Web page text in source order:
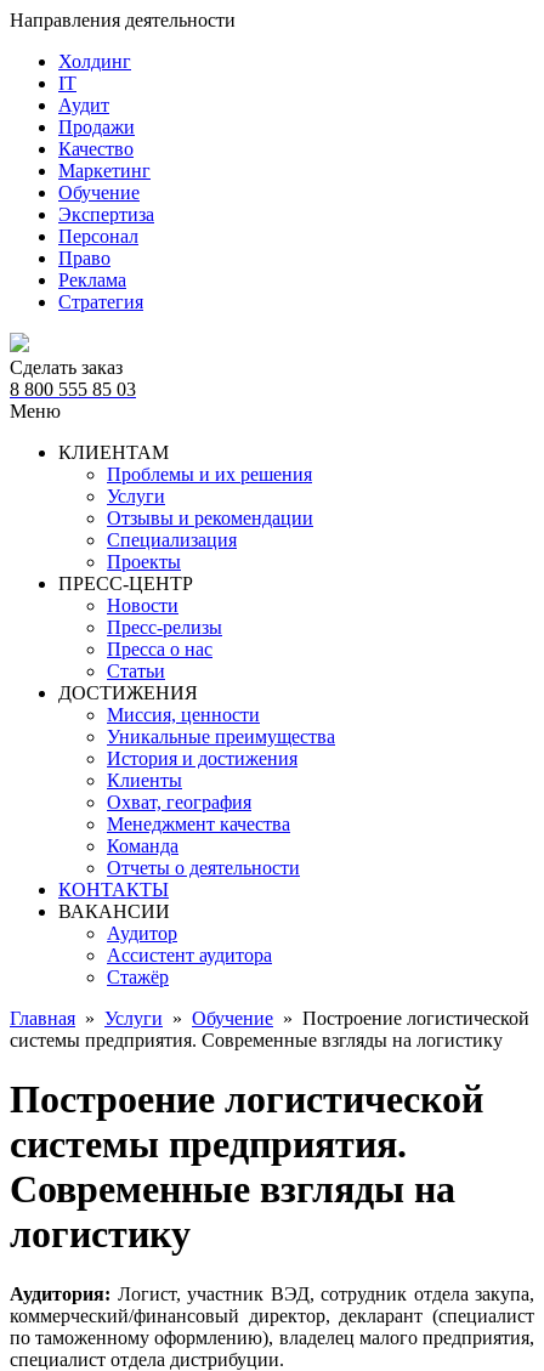
Направления деятельности
Холдинг
IT
Аудит
Продажи
Качество
Маркетинг
Обучение
Экспертиза
Персонал
Право
Реклама
Стратегия
Сделать заказ
8 800 555 85 03
Меню
КЛИЕНТАМ
Проблемы и их решения
Услуги
Отзывы и рекомендации
Специализация
Проекты
ПРЕСС-ЦЕНТР
Новости
Пресс-релизы
Пресса о нас
Статьи
ДОСТИЖЕНИЯ
Миссия, ценности
Уникальные преимущества
История и достижения
Клиенты
Охват, география
Менеджмент качества
Команда
Отчеты о деятельности
КОНТАКТЫ
ВАКАНСИИ
Аудитор
Ассистент аудитора
Стажёр
Главная » Услуги » Обучение » Построение логистической
системы предприятия. Современные взгляды на логистику
Построение логистической
системы предприятия.
Современные взгляды на
логистику
Аудитория: Логист, участник ВЭД, сотрудник отдела закупа,
коммерческий/финансовый директор, декларант (специалист
по таможенному оформлению), владелец малого предприятия,
специалист отдела дистрибуции.